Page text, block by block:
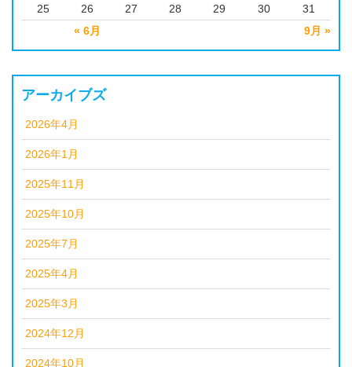
« 6月 9月 »
25
26 27 28 29 30 31
アーカイブズ
2026年4月
2026年1月
2025年11月
2025年10月
2025年7月
2025年4月
2025年3月
2024年12月
2024年10月